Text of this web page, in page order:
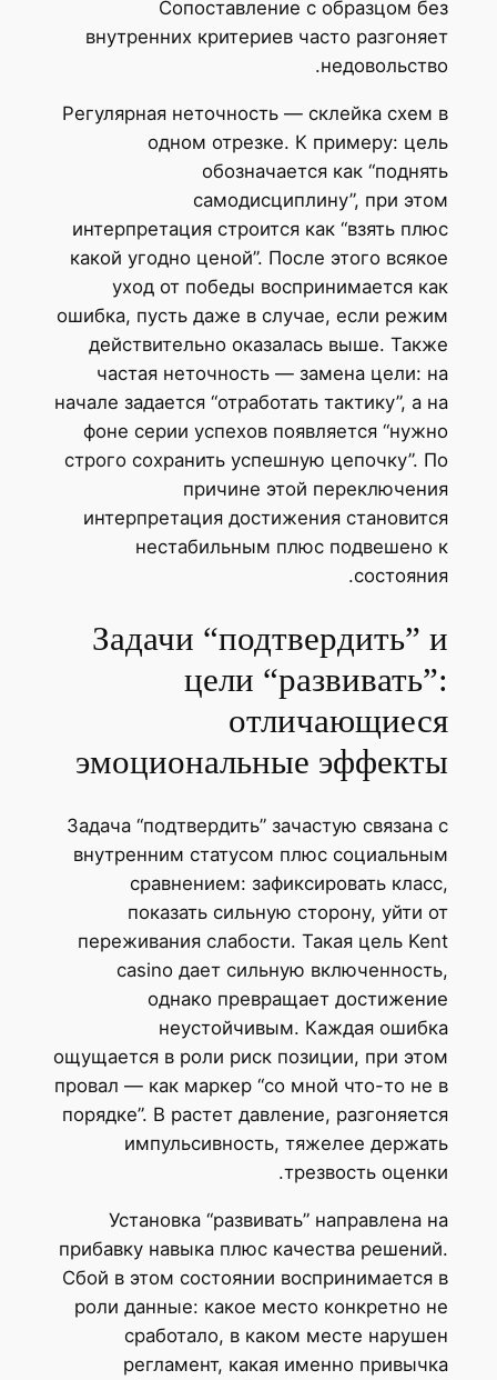
Сопоставление с образцом без
внутренних критериев часто разгоняет
недовольство.
Регулярная неточность — склейка схем в
одном отрезке. К примеру: цель
обозначается как “поднять
самодисциплину”, при этом
интерпретация строится как “взять плюс
какой угодно ценой”. После этого всякое
уход от победы воспринимается как
ошибка, пусть даже в случае, если режим
действительно оказалась выше. Также
частая неточность — замена цели: на
начале задается “отработать тактику”, а на
фоне серии успехов появляется “нужно
строго сохранить успешную цепочку”. По
причине этой переключения
интерпретация достижения становится
нестабильным плюс подвешено к
состояния.
Задачи “подтвердить” и
цели “развивать”:
отличающиеся
эмоциональные эффекты
Задача “подтвердить” зачастую связана с
внутренним статусом плюс социальным
сравнением: зафиксировать класс,
показать сильную сторону, уйти от
переживания слабости. Такая цель Kent
casino дает сильную включенность,
однако превращает достижение
неустойчивым. Каждая ошибка
ощущается в роли риск позиции, при этом
провал — как маркер “со мной что-то не в
порядке”. В растет давление, разгоняется
импульсивность, тяжелее держать
трезвость оценки.
Установка “развивать” направлена на
прибавку навыка плюс качества решений.
Сбой в этом состоянии воспринимается в
роли данные: какое место конкретно не
сработало, в каком месте нарушен
регламент, какая именно привычка